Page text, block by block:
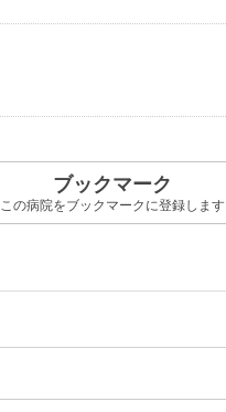
ブックマーク
この病院をブックマークに登録します